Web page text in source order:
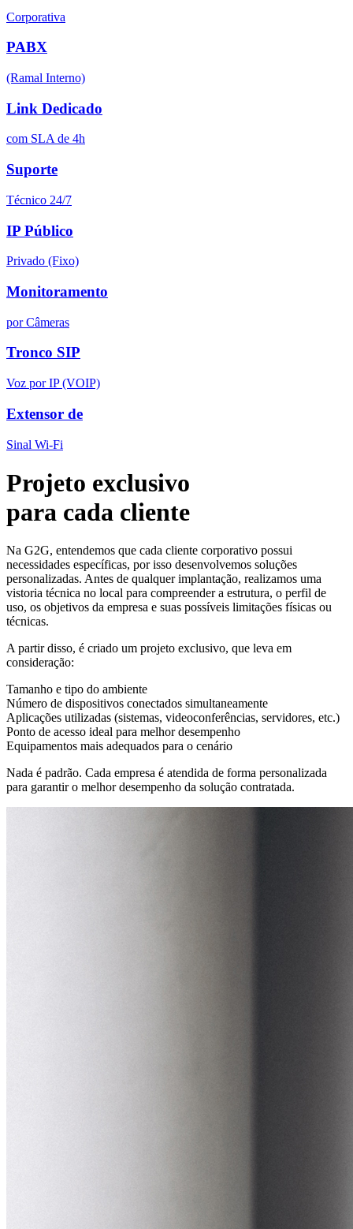
Corporativa
PABX
(Ramal Interno)
Link Dedicado
com SLA de 4h
Suporte
Técnico 24/7
IP Público
Privado (Fixo)
Monitoramento
por Câmeras
Tronco SIP
Voz por IP (VOIP)
Extensor de
Sinal Wi-Fi
Projeto exclusivo
para cada cliente
Na G2G, entendemos que cada cliente corporativo possui
necessidades específicas, por isso desenvolvemos soluções
personalizadas. Antes de qualquer implantação, realizamos uma
vistoria técnica no local para compreender a estrutura, o perfil de
uso, os objetivos da empresa e suas possíveis limitações físicas ou
técnicas.
A partir disso, é criado um projeto exclusivo, que leva em
consideração:
Tamanho e tipo do ambiente
Número de dispositivos conectados simultaneamente
Aplicações utilizadas (sistemas, videoconferências, servidores, etc.)
Ponto de acesso ideal para melhor desempenho
Equipamentos mais adequados para o cenário
Nada é padrão. Cada empresa é atendida de forma personalizada
para garantir o melhor desempenho da solução contratada.